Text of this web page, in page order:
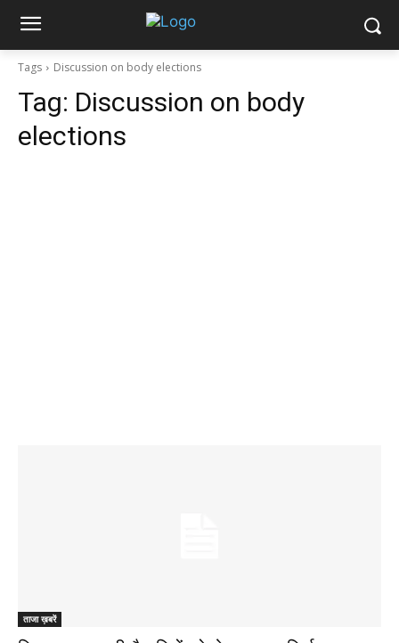
Tags Discussion on body elections
Tag: Discussion on body
elections
ताजा ख़बरें